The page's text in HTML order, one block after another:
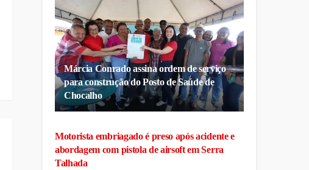
Márcia Conrado assina ordem de serviço
para construção do Posto de Saúde de
Chocalho
Motorista embriagado é preso após acidente e
abordagem com pistola de airsoft em Serra
Talhada